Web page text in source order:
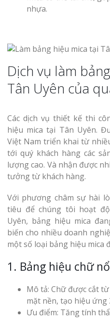
nhựa.
Dịch vụ làm
Tân Uyên của
Các dịch vụ thiết kế thi
hiệu mica tại Tân Uyên.
Việt Nam triển khai từ
tới quý khách hàng các
lượng cao. Và nhận được
tưởng từ khách hàng.
Với phương châm sự hài
tiêu để chúng tôi hoạt
Uyên, bảng hiệu mica
biến cho nhiều doanh
một số loại bảng hiệu mica
1. Bảng hiệu chữ
Mô tả: Chữ được cắt
mặt nền, tạo hiệu ứng
Ưu điểm: Tăng tính